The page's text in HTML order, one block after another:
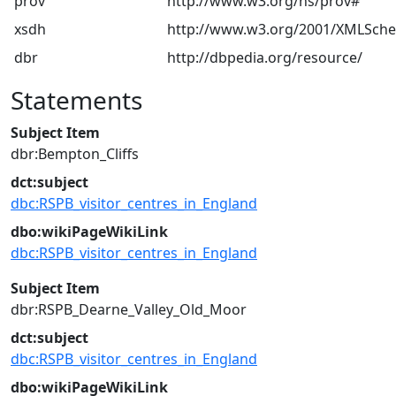
xsdh
http://www.w3.org/2001/
dbr
http://dbpedia.org/resource/
Statements
Subject Item
dbr:Bempton_Cliffs
dct:subject
dbc:RSPB_visitor_centres_in_England
dbo:wikiPageWikiLink
dbc:RSPB_visitor_centres_in_England
Subject Item
dbr:RSPB_Dearne_Valley_Old_Moor
dct:subject
dbc:RSPB_visitor_centres_in_England
dbo:wikiPageWikiLink